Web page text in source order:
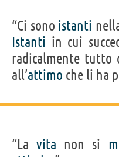
“Ci sono istanti
Istanti in cui
radicalmente tutto
all’attimo che li ha
“Lavita non si